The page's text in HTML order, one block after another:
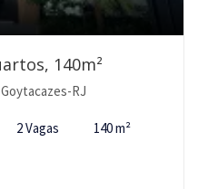
140m²
RJ
2 Vagas 140 m²